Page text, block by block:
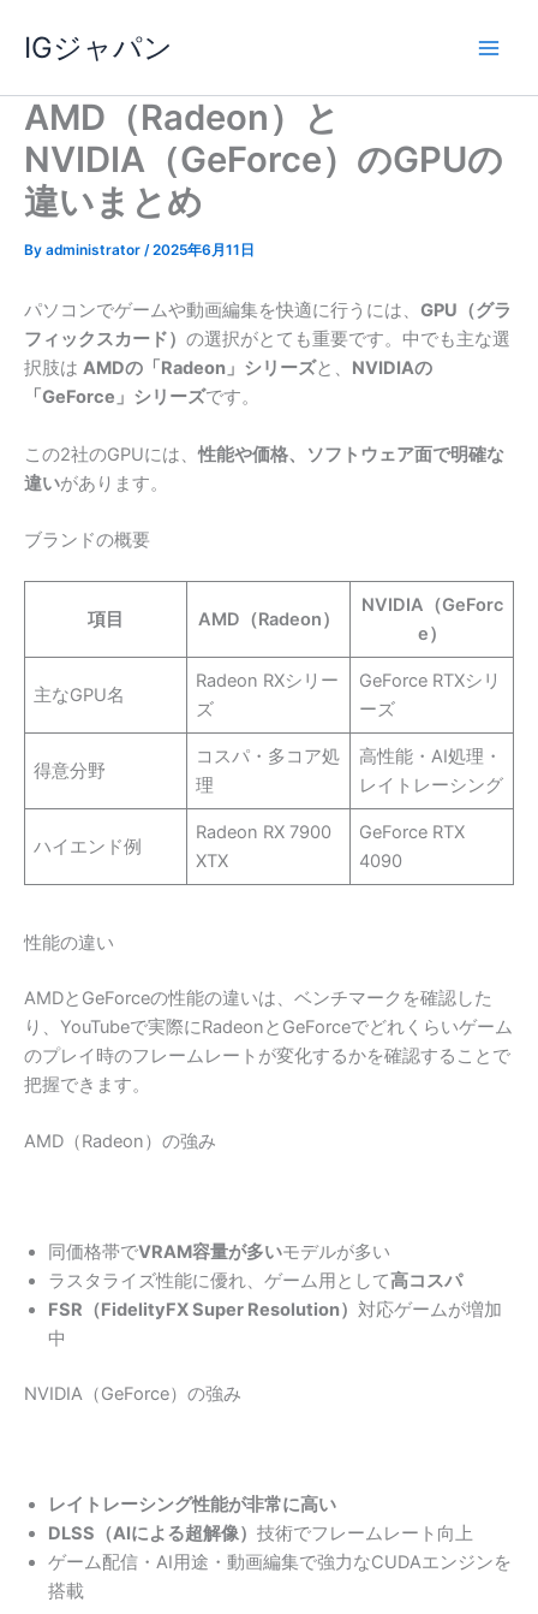
ス
IGジャパン
AMD（Radeon）と
NVIDIA（GeForce）のGPUの
違いまとめ
By administrator /2025年6月11日
パソコンでゲームや動画編集を快適に行うには、 GPU（グラ
フィックスカード） の選択がとても重要です。中でも主な選
択肢は AMDの「Radeon」シリーズと、 NVIDIAの
「GeForce」シリーズです。
この2社のGPUには、性能や価格、ソフトウェア面で明確な
違いがあります。
ブランドの概要
項目 AMD（Radeon）
NVIDIA（GeForc
e）
主なGPU名
Radeon RXシリー
ズ
GeForce RTXシリ
ーズ
得意分野
コスパ・多コア処
理
高性能・AI処理・
レイトレーシング
ハイエンド例
Radeon RX 7900
XTX
GeForce RTX
4090
性能の違い
AMDとGeForceの性能の違いは、ベンチマークを確認した
り、YouTubeで実際にRadeonとGeForceでどれくらいゲーム
のプレイ時のフレームレートが変化するかを確認することで
把握できます。
AMD（Radeon）の強み
同価格帯でVRAM容量が多いモデルが多い
ラスタライズ性能に優れ、ゲーム用として高コスパ
FSR（FidelityFX Super Resolution） 対応ゲームが増加
中
NVIDIA（GeForce）の強み
レイトレーシング性能が非常に高い
DLSS（AIによる超解像） 技術でフレームレート向上
ゲーム配信・AI用途・動画編集で強力なCUDAエンジンを
搭載